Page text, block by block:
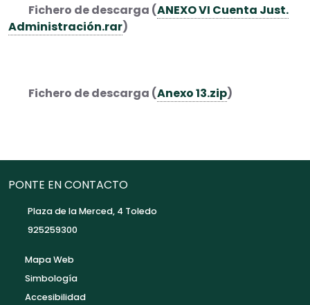
Fichero de descarga (ANEXO VI Cuenta Just.
Administración.rar)
Fichero de descarga (Anexo 13.zip)
PONTE EN CONTACTO
Plaza de la Merced, 4 Toledo
925259300
Mapa Web
Simbología
Accesibilidad